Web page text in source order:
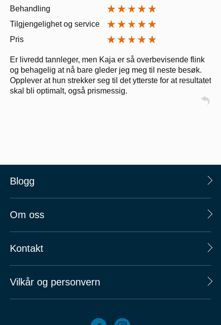
Behandling
Tilgjengelighet og service
Pris
Er livredd tannleger, men Kaja er så overbevisende flink
og behagelig at nå bare gleder jeg meg til neste besøk.
Opplever at hun strekker seg til det ytterste for at resultatet
skal bli optimalt, også prismessig.
Blogg
Om oss
Kontakt
Vilkår og personvern